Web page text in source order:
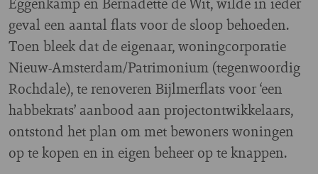
geval een aantal flats voor de sloop behoeden.
Toen bleek dat de eigenaar, woningcorporatie
Nieuw-Amsterdam/Patrimonium (tegenwoordig
Rochdale), te renoveren Bijlmerflats voor ‘een
habbekrats’ aanbood aan projectontwikkelaars,
ontstond het plan om met bewoners woningen
op te kopen en in eigen beheer op te knappen.